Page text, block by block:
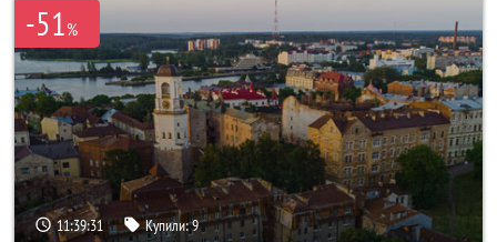
-51%
11:39:31 Купили:9